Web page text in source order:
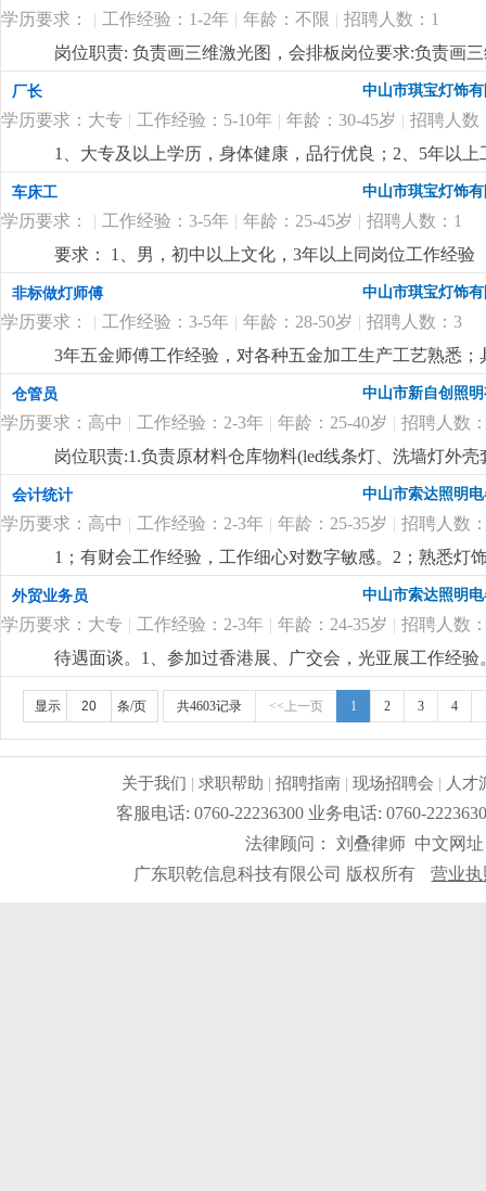
学历要求： | 工作经验：1-2年 | 年龄：不限 | 招聘人数：1
岗位职责: 负责画三维激光图，会排板岗位要求:负责画
厂长 中山市琪宝灯饰
学历要求：大专 | 工作经验：5-10年 | 年龄：30-45岁 | 招聘人数
1、大专及以上学历，身体健康，品行优良；2、5年以
达能力强，思维敏捷，员工激励手法熟练；4、有
定的培训能力，指导帮助下属成长经验丰富；更详细 ...
车床工 中山市琪宝灯饰
学历要求： | 工作经验：3-5年 | 年龄：25-45岁 | 招聘人数：1
要求： 1、男，初中以上文化，3年以上同岗位工作经
程灯饰厂工作经验优先。更详细...
非标做灯师傅 中山市琪宝灯饰
学历要求： | 工作经验：3-5年 | 年龄：28-50岁 | 招聘人数：3
3年五金师傅工作经验，对各种五金加工生产工艺熟悉
尽快想出解决方案。更详细...
仓管员 中山市新自创照
学历要求：高中 | 工作经验：2-3年 | 年龄：25-40岁 | 招聘人数
岗位职责:1.负责原材料仓库物料(led线条灯、洗墙灯外
盘点，保持数据准确性3.负责仓库物料进出单据整理录
会计统计 中山市索达照明
学历要求：高中 | 工作经验：2-3年 | 年龄：25-35岁 | 招聘人数
1；有财会工作经验，工作细心对数字敏感。2；熟悉灯
核算，懂看产品bom表。更详细...
外贸业务员 中山市索达照明
学历要求：大专 | 工作经验：2-3年 | 年龄：24-35岁 | 招聘人数
待遇面谈。1、参加过香港展、广交会，光亚展工作经
也有客户平台收入可观。更详细...
显示 条/页 共4603记录 <<上一页 1 2 3 4
关于我们 |求职帮助 |招聘指南 |现场招聘会 | 人才
客服电话: 0760-22236300 业务电话: 0760-
法律顾问： 刘叠律师 中文网
广东职乾信息科技有限公司 版权所有
营业